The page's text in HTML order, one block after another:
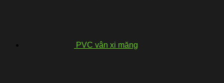
PVC vân xi măng